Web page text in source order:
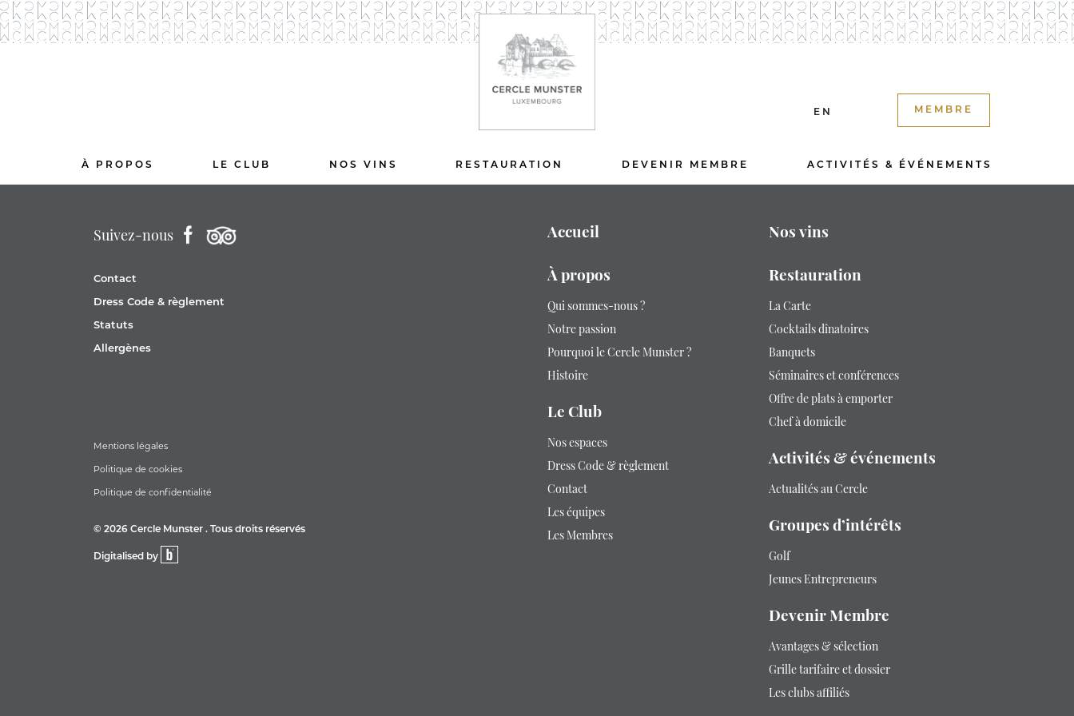
EN MEMBRE
À PROPOS LE CLUB NOS VINS RESTAURATION DEVENIR MEMBRE ACTIVITÉS & ÉVÉNEMENTS
Suivez-nous
Contact
Dress Code & règlement
Statuts
Allergènes
Mentions légales
Politique de cookies
Politique de confidentialité
© 2026 Cercle Munster . Tous droits réservés
Digitalised by
Accueil
À propos
Qui sommes-nous ?
Notre passion
Pourquoi le Cercle Munster ?
Histoire
Le Club
Nos espaces
Dress Code & règlement
Contact
Les équipes
Les Membres
Nos vins
Restauration
La Carte
Cocktails dînatoires
Banquets
Séminaires et conférences
Offre de plats à emporter
Chef à domicile
Activités & événements
Actualités au Cercle
Groupes d’intérêts
Golf
Jeunes Entrepreneurs
Devenir Membre
Avantages & sélection
Grille tarifaire et dossier
Les clubs affiliés